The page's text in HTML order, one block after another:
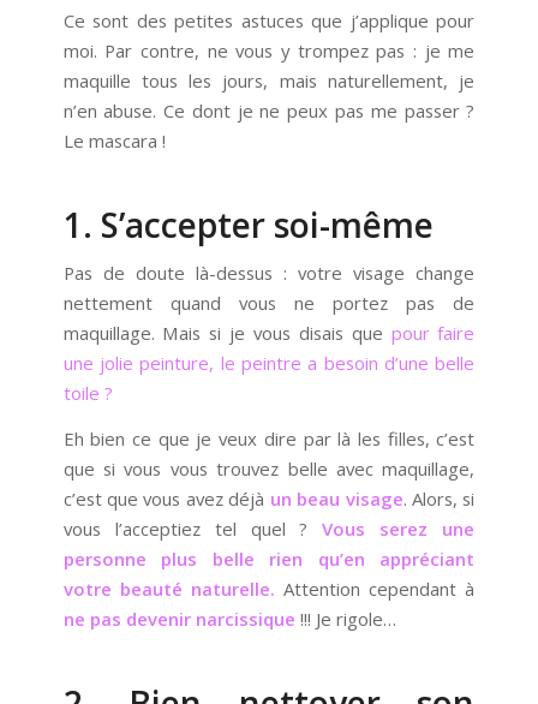
Ce sont des petites astuces que j’applique pour
moi. Par contre, ne vous y trompez pas : je me
maquille tous les jours, mais naturellement, je
n’en abuse. Ce dont je ne peux pas me passer ?
Le mascara !
1. S’accepter soi-même
Pas de doute là-dessus : votre visage change
nettement quand vous ne portez pas de
maquillage. Mais si je vous disais que pour faire
une jolie peinture, le peintre a besoin d’une belle
toile ?
Eh bien ce que je veux dire par là les filles, c’est
que si vous vous trouvez belle avec maquillage,
c’est que vous avez déjà un beau visage. Alors, si
vous l’acceptiez tel quel ?Vous serez une
personne plus belle rien qu’en appréciant
votre beauté naturelle. Attention cependant à
ne pas devenir narcissique !!! Je rigole…